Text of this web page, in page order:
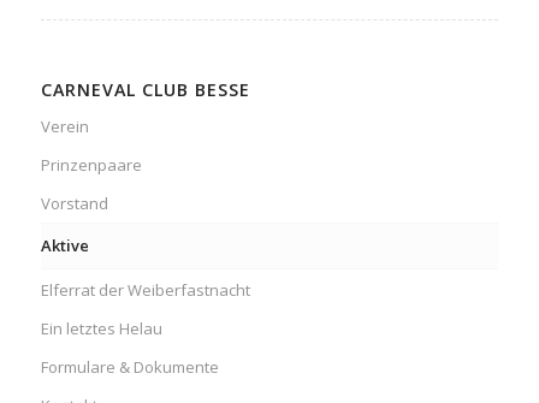
CARNEVAL CLUB BESSE
Verein
Prinzenpaare
Vorstand
Aktive
Elferrat der Weiberfastnacht
Ein letztes Helau
Formulare & Dokumente